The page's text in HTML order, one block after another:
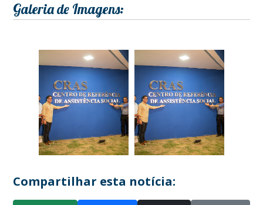
Galeria de Imagens:
Compartilhar esta notícia: